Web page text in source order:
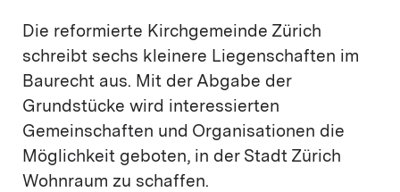
Die reformierte Kirchgemeinde Zürich
schreibt sechs kleinere Liegenschaften im
Baurecht aus. Mit der Abgabe der
Grundstücke wird interessierten
Gemeinschaften und Organisationen die
Möglichkeit geboten, in der Stadt Zürich
Wohnraum zu schaffen.